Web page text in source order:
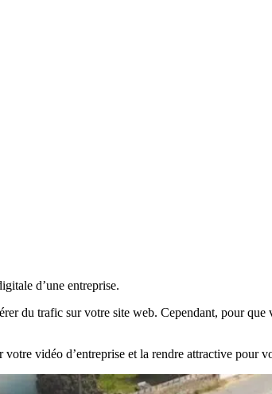
d’une entreprise.
du trafic sur votre site web. Cependant, pour
vidéo d’entreprise et la rendre attractive pour